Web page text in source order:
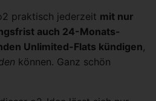
praktisch jederzeit mit nur
auch 24-Monats-
Unlimited-Flats kündigen,
können. Ganz schön